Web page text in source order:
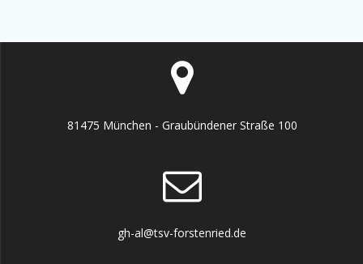
81475 München - Graubündener Straße 100
gh-al@tsv-forstenried.de